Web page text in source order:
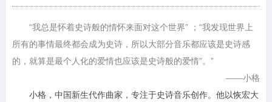
“我总是怀着史诗般的情怀来面对这个世界” ；“我发现世界上
所有的事情最终都会成为史诗，所以大部分音乐都应该是史诗感
的，就算是最个人化的爱情也应该是史诗般的爱情”。”
——小格
小格，中国新生代作曲家，专注于史诗音乐创作。他以恢宏大